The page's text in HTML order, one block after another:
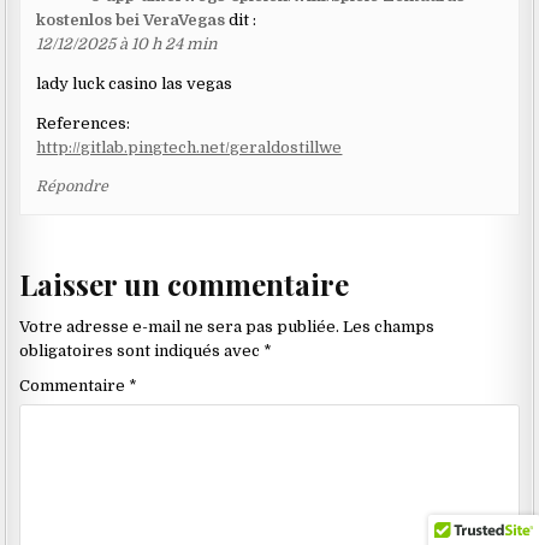
kostenlos bei VeraVegas dit :
12/12/2025 à 10 h 24 min
lady luck casino las vegas
References:
http://gitlab.pingtech.net/geraldostillwe
Répondre
Laisser un commentaire
Votre adresse e-mail ne sera pas publiée. Les champs
obligatoires sont indiqués avec *
Commentaire *